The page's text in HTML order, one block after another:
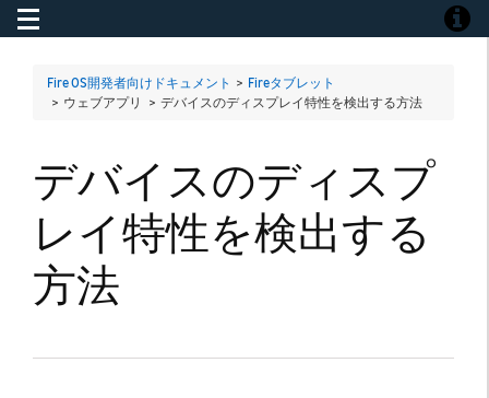
Toggle navigation
Fire OS開発者向けドキュメント > Fireタブレット
> ウェブアプリ > デバイスのディスプレイ特性を検出する方法
デバイスのディスプ
レイ特性を検出する
方法